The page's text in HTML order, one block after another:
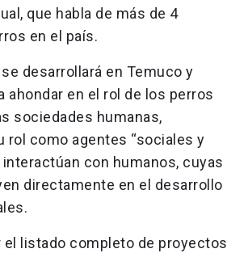
que habla de más de 4
en el país.
desarrollará en Temuco y
ahondar en el rol de los perros
sociedades humanas,
rol como agentes “sociales y
con humanos, cuyas
directamente en el desarrollo
el listado completo de proyectos